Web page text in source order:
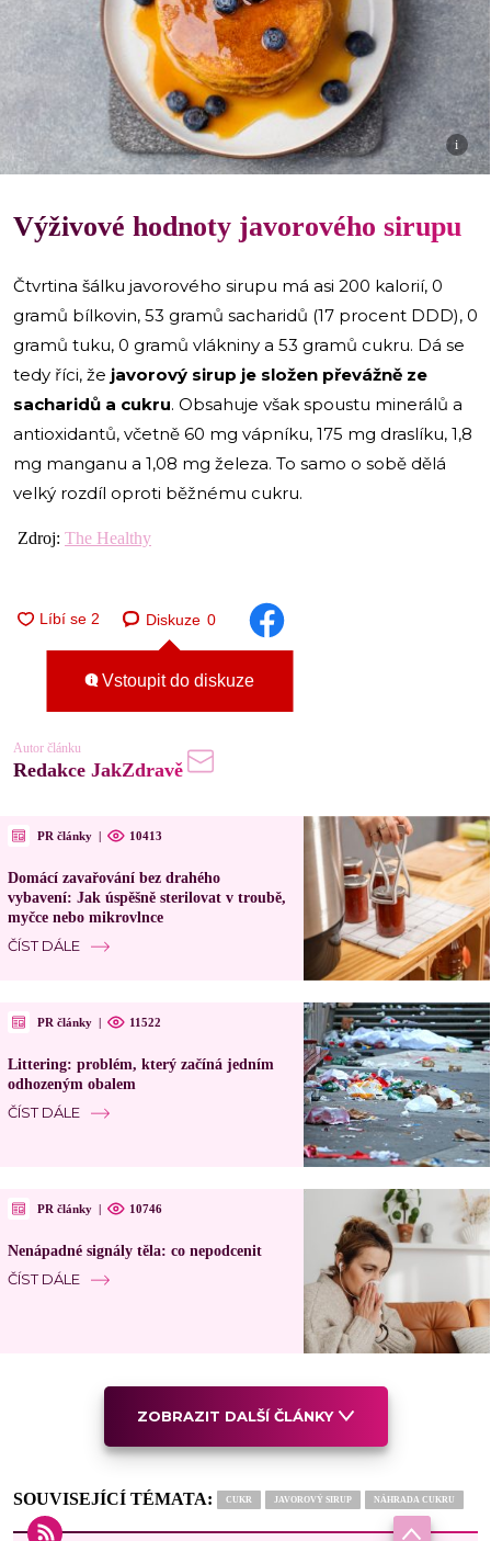
i
Výživové hodnoty javorového sirupu
Čtvrtina šálku javorového sirupu má asi 200 kalorií, 0
gramů bílkovin, 53 gramů sacharidů (17 procent DDD), 0
gramů tuku, 0 gramů vlákniny a 53 gramů cukru. Dá se
tedy říci, že javorový sirup je složen převážně ze
sacharidů a cukru. Obsahuje však spoustu minerálů a
antioxidantů, včetně 60 mg vápníku, 175 mg draslíku, 1,8
mg manganu a 1,08 mg železa. To samo o sobě dělá
velký rozdíl oproti běžnému cukru.
Zdroj: The Healthy
Diskuze 0
Vstoupit do diskuze
Autor článku
Redakce JakZdravě
PR články | 10413
Domácí zavařování bez drahého
vybavení: Jak úspěšně sterilovat v troubě,
myčce nebo mikrovlnce
ČÍST DÁLE
PR články | 11522
Littering: problém, který začíná jedním
odhozeným obalem
ČÍST DÁLE
PR články | 10746
Nenápadné signály těla: co nepodcenit
ČÍST DÁLE
ZOBRAZIT DALŠÍ ČLÁNKY
SOUVISEJÍCÍ TÉMATA: CUKR JAVOROVÝ SIRUP NÁHRADA CUKRU